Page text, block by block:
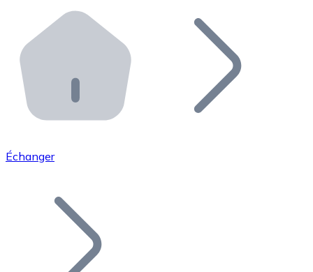
Distributeurs automatiques Bitnovo
Intégrez un ATM Bitnovo dans votre entreprise et
API Bitnovo
Intégrez notre API dans votre écosystème.
Rejoignez notre réseau de distributeurs et
Ajoutez le token de votre projet à notre service
Échanger